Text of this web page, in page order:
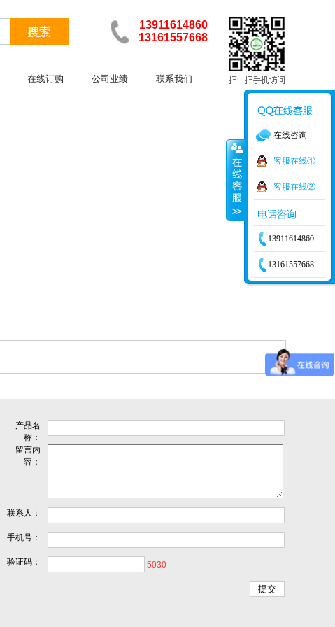
13911614860
13161557668
在线订购 公司业绩 联系我们
产品名
称：
留言内
容：
联系人：
手机号：
验证码： 5030
在线咨询
客服在线①
客服在线②
13911614860
13161557668